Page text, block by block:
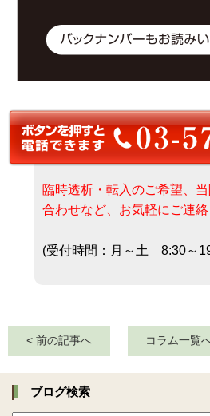
臨時透析・転入のご希望、
合わせなど、お気軽にご連
(受付時間：月～土 8:30～
< 前の記事へ コラム一覧
ブログ検索